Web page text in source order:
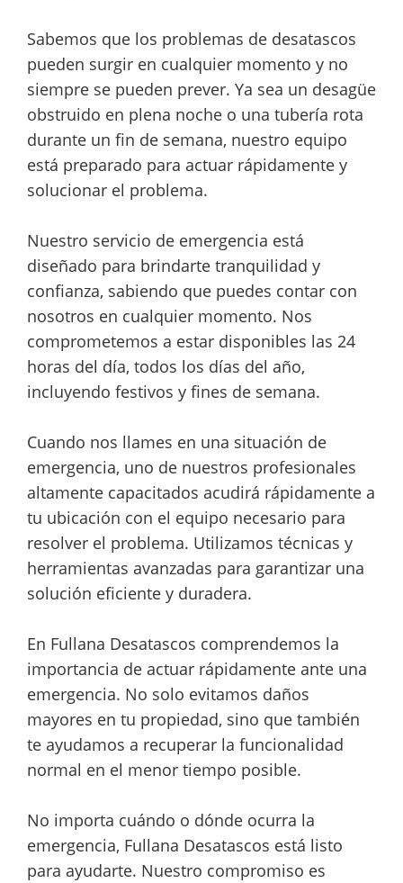
Sabemos que los problemas de desatascos
pueden surgir en cualquier momento y no
siempre se pueden prever. Ya sea un desagüe
obstruido en plena noche o una tubería rota
durante un fin de semana, nuestro equipo
está preparado para actuar rápidamente y
solucionar el problema.
Nuestro servicio de emergencia está
diseñado para brindarte tranquilidad y
confianza, sabiendo que puedes contar con
nosotros en cualquier momento. Nos
comprometemos a estar disponibles las 24
horas del día, todos los días del año,
incluyendo festivos y fines de semana.
Cuando nos llames en una situación de
emergencia, uno de nuestros profesionales
altamente capacitados acudirá rápidamente a
tu ubicación con el equipo necesario para
resolver el problema. Utilizamos técnicas y
herramientas avanzadas para garantizar una
solución eficiente y duradera.
En Fullana Desatascos comprendemos la
importancia de actuar rápidamente ante una
emergencia. No solo evitamos daños
mayores en tu propiedad, sino que también
te ayudamos a recuperar la funcionalidad
normal en el menor tiempo posible.
No importa cuándo o dónde ocurra la
emergencia, Fullana Desatascos está listo
para ayudarte. Nuestro compromiso es